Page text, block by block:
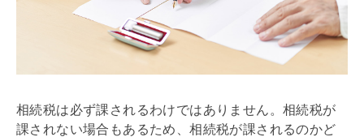
相続税は必ず課されるわけではありません。相続税が
課されない場合もあるため、相続税が課されるのかど